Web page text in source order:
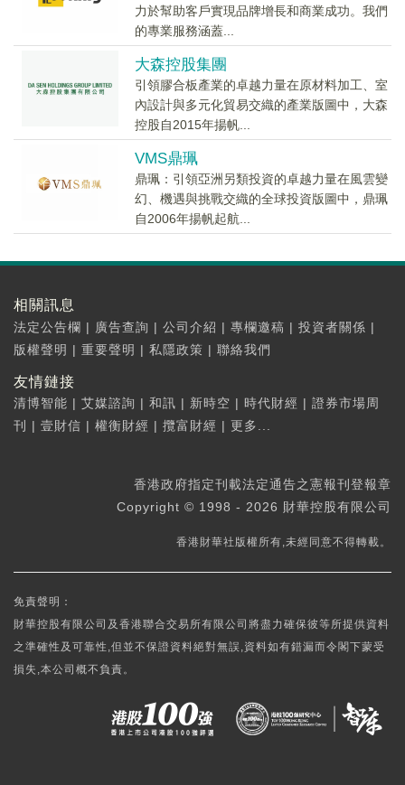
力於幫助客戶實現品牌增長和商業成功。我們
的專業服務涵蓋...
大森控股集團
引領膠合板產業的卓越力量在原材料加工、室
內設計與多元化貿易交織的產業版圖中，大森
控股自2015年揚帆...
VMS鼎珮
鼎珮：引領亞洲另類投資的卓越力量在風雲變
幻、機遇與挑戰交織的全球投資版圖中，鼎珮
自2006年揚帆起航...
相關訊息
法定公告欄 | 廣告查詢 | 公司介紹 | 專欄邀稿 | 投資者關係 |
版權聲明 | 重要聲明 | 私隱政策 | 聯絡我們
友情鏈接
清博智能 | 艾媒諮詢 | 和訊 | 新時空 | 時代財經 | 證券市場周
刊
| 壹財信 | 權衡財經 | 攬富財經 | 更多...
香港政府指定刊載法定通告之憲報刊登報章
Copyright © 1998 - 2026 財華控股有限公司
香港財華社版權所有,未經同意不得轉載。
免責聲明：
財華控股有限公司及香港聯合交易所有限公司將盡力確保彼等所提供資料
之準確性及可靠性,但並不保證資料絕對無誤,資料如有錯漏而令閣下蒙受
損失,本公司概不負責。